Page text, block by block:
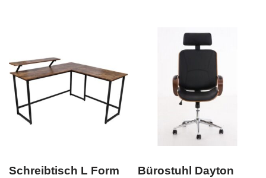
Schreibtisch L Form
Bürostuhl Dayton